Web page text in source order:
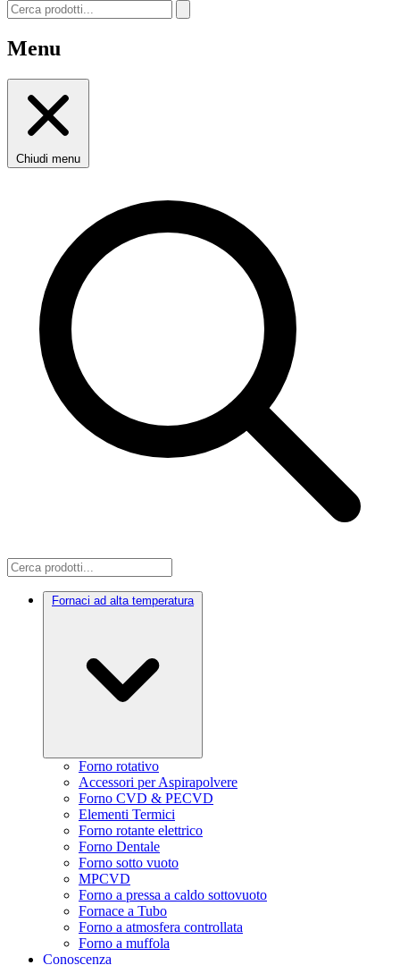
Menu
Chiudi menu
Fornaci ad alta temperatura
Forno rotativo
Accessori per Aspirapolvere
Forno CVD & PECVD
Elementi Termici
Forno rotante elettrico
Forno Dentale
Forno sotto vuoto
MPCVD
Forno a pressa a caldo sottovuoto
Fornace a Tubo
Forno a atmosfera controllata
Forno a muffola
Conoscenza